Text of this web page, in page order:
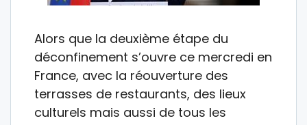
Alors que la deuxième étape du
déconfinement s’ouvre ce mercredi en
France, avec la réouverture des
terrasses de restaurants, des lieux
culturels mais aussi de tous les